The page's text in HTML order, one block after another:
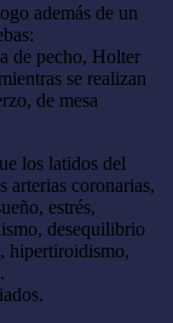
además de un
de pecho, Holter
se realizan
de mesa
los latidos del
arterias coronarias,
estrés,
desequilibrio
hipertiroidismo,